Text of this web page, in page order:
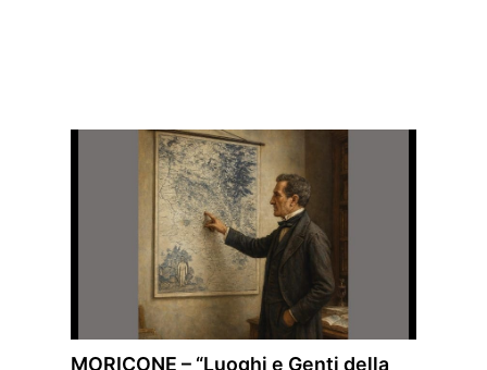
MORICONE – “Luoghi e Genti della